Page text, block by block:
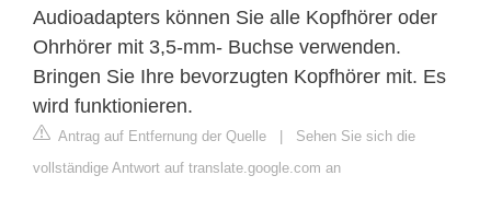
Audioadapters können Sie alle Kopfhörer oder
Ohrhörer mit 3,5-mm- Buchse verwenden.
Bringen Sie Ihre bevorzugten Kopfhörer mit. Es
wird funktionieren.
Antrag auf Entfernung der Quelle | Sehen Sie sich die
vollständige Antwort auf translate.google.com an